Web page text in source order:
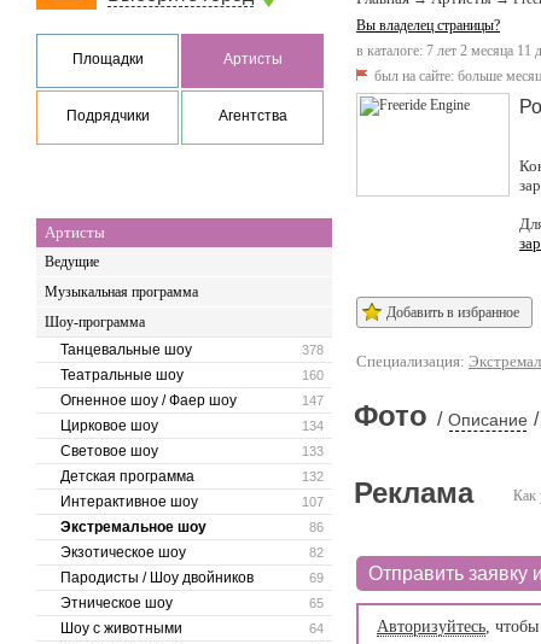
Площадки Артисты
Подрядчики Агентства
Артисты
Ведущие
Музыкальная программа
Шоу-программа
378
Танцевальные шоу
160
Театральные шоу
147
Огненное шоу / Фаер шоу
134
Цирковое шоу
133
Световое шоу
132
Детская программа
107
Интерактивное шоу
86
Экстремальное шоу
82
Экзотическое шоу
69
Пародисты / Шоу двойников
65
Этническое шоу
64
Шоу с животными
Вы владелец страницы?
в каталоге: 7 лет 2 месяца 11
был на сайте: больше
Добавить в избранное
Специализация:
Фото / Описание /
Как
Реклама
Отправить заявку
Авторизуйтесь,